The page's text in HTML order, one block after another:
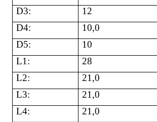
D3:
12
D4:
10,0
D5:
10
L1:
28
L2:
21,0
L3:
21,0
L4:
21,0